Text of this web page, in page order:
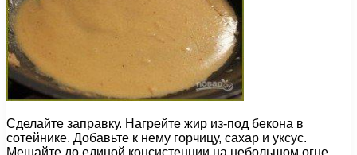
Сделайте заправку. Нагрейте жир из-под бекона в
сотейнике. Добавьте к нему горчицу, сахар и уксус.